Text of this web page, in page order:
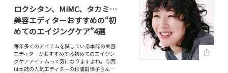
ロクシタン、MiMC、タカミ…
美容エディターおすすめの“初
めてのエイジングケア”4選
毎年多くのアイテムを試している本誌の美容
エディターがおすすめする初めてのエイジン
グケアアイテムって気になりますよね。今回
は本誌の人気エディターの杉浦由佳子さん…